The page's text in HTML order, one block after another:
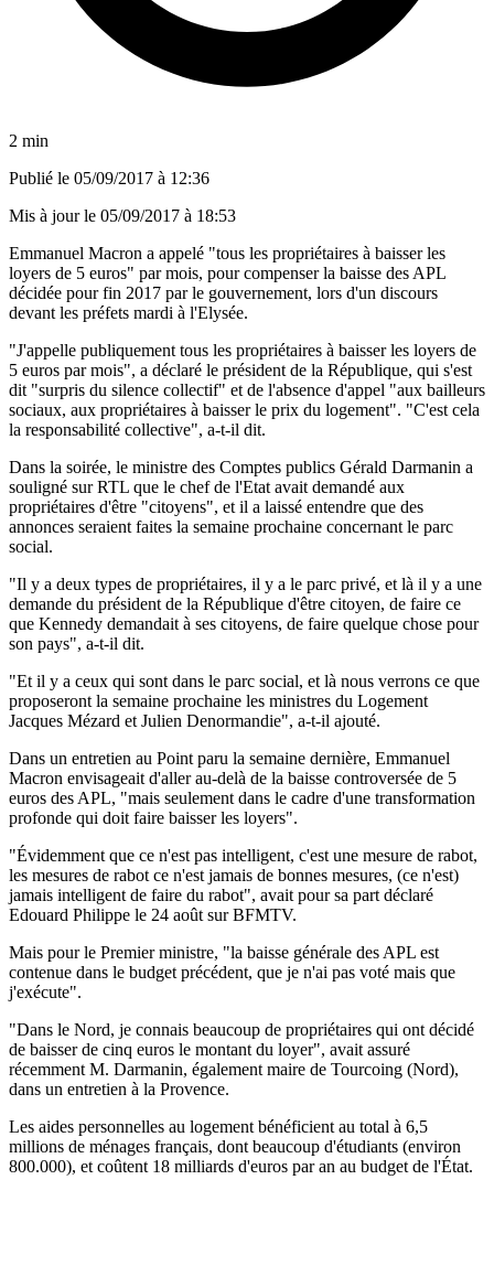
2 min
Publié le 05/09/2017 à 12:36
Mis à jour le 05/09/2017 à 18:53
Emmanuel Macron a appelé "tous les propriétaires à baisser les
loyers de 5 euros" par mois, pour compenser la baisse des APL
décidée pour fin 2017 par le gouvernement, lors d'un discours
devant les préfets mardi à l'Elysée.
"J'appelle publiquement tous les propriétaires à baisser les loyers de
5 euros par mois", a déclaré le président de la République, qui s'est
dit "surpris du silence collectif" et de l'absence d'appel "aux bailleurs
sociaux, aux propriétaires à baisser le prix du logement". "C'est cela
la responsabilité collective", a-t-il dit.
Dans la soirée, le ministre des Comptes publics Gérald Darmanin a
souligné sur RTL que le chef de l'Etat avait demandé aux
propriétaires d'être "citoyens", et il a laissé entendre que des
annonces seraient faites la semaine prochaine concernant le parc
social.
"Il y a deux types de propriétaires, il y a le parc privé, et là il y a une
demande du président de la République d'être citoyen, de faire ce
que Kennedy demandait à ses citoyens, de faire quelque chose pour
son pays", a-t-il dit.
"Et il y a ceux qui sont dans le parc social, et là nous verrons ce que
proposeront la semaine prochaine les ministres du Logement
Jacques Mézard et Julien Denormandie", a-t-il ajouté.
Dans un entretien au Point paru la semaine dernière, Emmanuel
Macron envisageait d'aller au-delà de la baisse controversée de 5
euros des APL, "mais seulement dans le cadre d'une transformation
profonde qui doit faire baisser les loyers".
"Évidemment que ce n'est pas intelligent, c'est une mesure de rabot,
les mesures de rabot ce n'est jamais de bonnes mesures, (ce n'est)
jamais intelligent de faire du rabot", avait pour sa part déclaré
Edouard Philippe le 24 août sur BFMTV.
Mais pour le Premier ministre, "la baisse générale des APL est
contenue dans le budget précédent, que je n'ai pas voté mais que
j'exécute".
"Dans le Nord, je connais beaucoup de propriétaires qui ont décidé
de baisser de cinq euros le montant du loyer", avait assuré
récemment M. Darmanin, également maire de Tourcoing (Nord),
dans un entretien à la Provence.
Les aides personnelles au logement bénéficient au total à 6,5
millions de ménages français, dont beaucoup d'étudiants (environ
800.000), et coûtent 18 milliards d'euros par an au budget de l'État.